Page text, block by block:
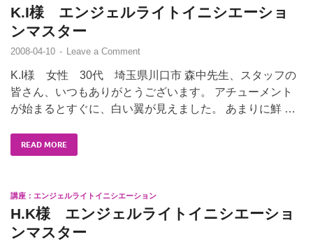
K.I様 エンジェルライトイニシエーショ
ンマスター
2008-04-10 - Leave a Comment
K.I様 女性 30代 埼玉県川口市 森中先生、スタッフの
皆さん、いつもありがとうございます。 アチューメント
が始まるとすぐに、白い翼が見えました。 あまりに鮮 …
READ MORE
講座：エンジェルライトイニシエーション
H.K様 エンジェルライトイニシエーショ
ンマスター